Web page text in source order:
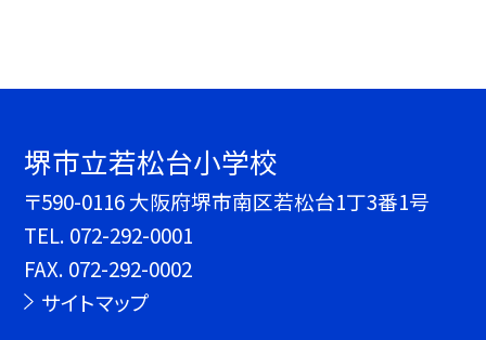
堺市立若松台小学校
〒590-0116 大阪府堺市南区若松台1丁3番1号
TEL. 072-292-0001
FAX. 072-292-0002
サイトマップ